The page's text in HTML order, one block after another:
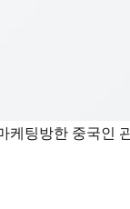
케팅방한 중국인